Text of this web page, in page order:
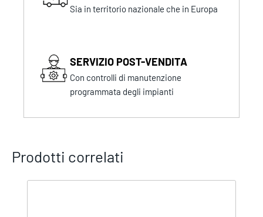
Sia in territorio nazionale che in Europa
SERVIZIO POST-VENDITA
Con controlli di manutenzione
programmata degli impianti
Prodotti correlati